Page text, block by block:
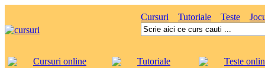
Cursuri Tutoriale Teste
Cursuri online
Tutoriale
Teste